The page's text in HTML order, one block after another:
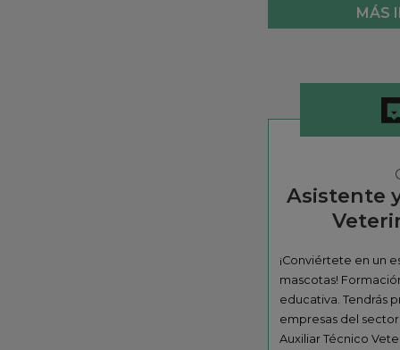
MÁS
Asistente
¡Conviértete en un
mascotas!
educativa. Tendrás
empresas del
Auxiliar Técnico